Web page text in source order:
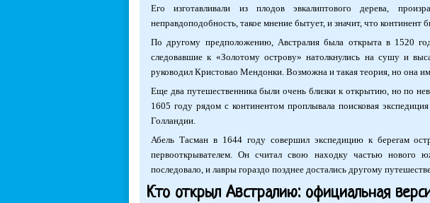
Его изготавливали из плодов эвкалиптового дерева,
неправдоподобность, такое мнение бытует, и значит, что континент
По другому предположению, Австралия была открыта в 1520
следовавшие к «Золотому острову» натолкнулись на сушу и
руководил Кристовао Мендонки. Возможна и такая теория, но она
Еще два путешественника были очень близки к открытию, но по
1605 году рядом с континентом проплывала поисковая
Голландии.
Абель Тасман в 1644 году совершил экспедицию к берегам
первооткрывателем. Он считал свою находку частью нового
последовало, и лавры гораздо позднее достались другому
Кто открыл Австралию: официальная